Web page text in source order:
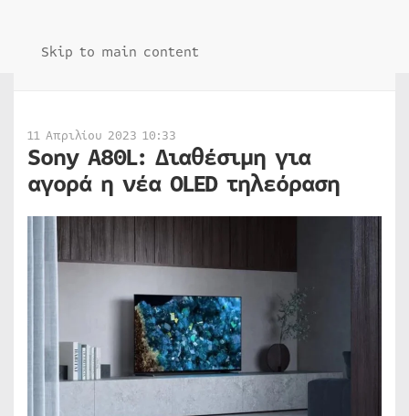
Skip to main content
11 Απριλίου 2023 10:33
Sony A80L: Διαθέσιμη για
αγορά η νέα OLED τηλεόραση